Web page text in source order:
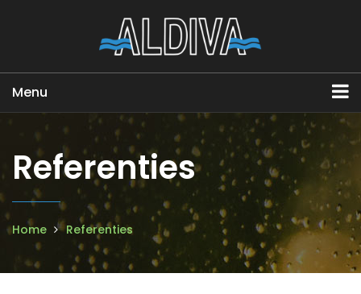
Menu
Referenties
Home Referenties